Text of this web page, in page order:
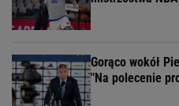
Gorąco wokół
"Na polecenie